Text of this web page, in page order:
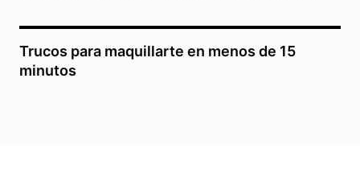
Trucos para maquillarte en menos de 15
minutos